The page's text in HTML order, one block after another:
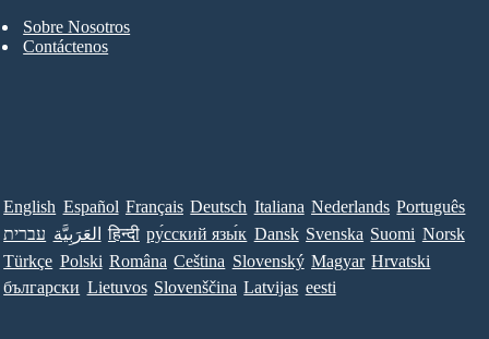
Sobre Nosotros
Contáctenos
English Español Français Deutsch Italiana Nederlands Português
עברית العَرَبِيَّة हिन्दी ру́сский язы́к Dansk Svenska Suomi Norsk
Türkçe Polski Româna Ceština Slovenský Magyar Hrvatski
български Lietuvos Slovenščina Latvijas eesti